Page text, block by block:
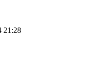
21:28